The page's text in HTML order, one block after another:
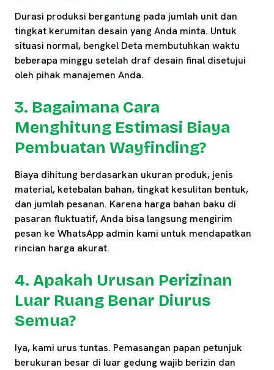
Durasi produksi bergantung pada jumlah unit dan
tingkat kerumitan desain yang Anda minta. Untuk
situasi normal, bengkel Deta membutuhkan waktu
beberapa minggu setelah draf desain final disetujui
oleh pihak manajemen Anda.
3. Bagaimana Cara
Menghitung Estimasi Biaya
Pembuatan Wayfinding?
Biaya dihitung berdasarkan ukuran produk, jenis
material, ketebalan bahan, tingkat kesulitan bentuk,
dan jumlah pesanan. Karena harga bahan baku di
pasaran fluktuatif, Anda bisa langsung mengirim
pesan ke WhatsApp admin kami untuk mendapatkan
rincian harga akurat.
4. Apakah Urusan Perizinan
Luar Ruang Benar Diurus
Semua?
Iya, kami urus tuntas. Pemasangan papan petunjuk
berukuran besar di luar gedung wajib berizin dan